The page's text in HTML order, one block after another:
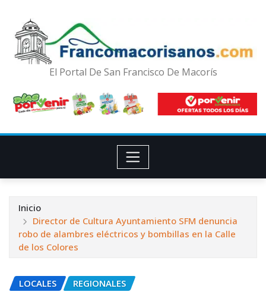
El Portal De San Francisco De Macorís
Inicio
Director de Cultura Ayuntamiento SFM denuncia
robo de alambres eléctricos y bombillas en la Calle
de los Colores
LOCALES REGIONALES